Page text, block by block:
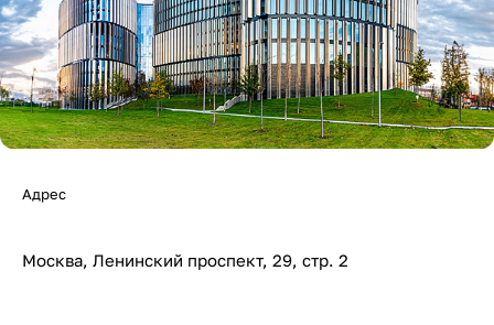
Адрес
Москва, Ленинский проспект, 29, стр. 2